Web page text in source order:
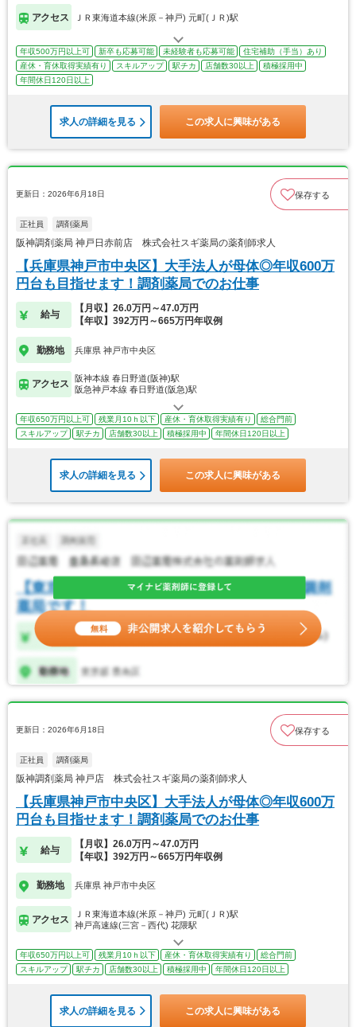
アクセス ＪＲ東海道本線(米原－神戸) 元町(ＪＲ)駅
年収500万円以上可 新卒も応募可能 未経験者も応募可能
住宅補助（手当）あり
産休・育休取得実績有り
スキルアップ 駅チカ 店舗数30以上
積極採用中
年間休日120日以上
求人の詳細を見る この求人に興味がある
更新日：2026年6月18日 保存する
正社員 調剤薬局
阪神調剤薬局 神戸日赤前店 株式会社スギ薬局の薬剤師求人
【兵庫県神戸市中央区】大手法人が母体◎年収600万
円台も目指せます！調剤薬局でのお仕事
給与
【月収】26.0万円～47.0万円
【年収】392万円～665万円年収例
勤務地 兵庫県 神戸市中央区
アクセス
阪神本線 春日野道(阪神)駅
阪急神戸本線 春日野道(阪急)駅
年収650万円以上可 残業月10ｈ以下 産休・育休取得実績有り
総合門前
スキルアップ
駅チカ 店舗数30以上 積極採用中 年間休日120日以上
求人の詳細を見る この求人に興味がある
更新日：2026年6月18日 保存する
正社員 調剤薬局
阪神調剤薬局 神戸店 株式会社スギ薬局の薬剤師求人
【兵庫県神戸市中央区】大手法人が母体◎年収600万
円台も目指せます！調剤薬局でのお仕事
給与
【月収】26.0万円～47.0万円
【年収】392万円～665万円年収例
勤務地 兵庫県 神戸市中央区
アクセス
ＪＲ東海道本線(米原－神戸) 元町(ＪＲ)駅
神戸高速線(三宮－西代) 花隈駅
年収650万円以上可 残業月10ｈ以下 産休・育休取得実績有り
総合門前
スキルアップ
駅チカ 店舗数30以上 積極採用中 年間休日120日以上
求人の詳細を見る この求人に興味がある